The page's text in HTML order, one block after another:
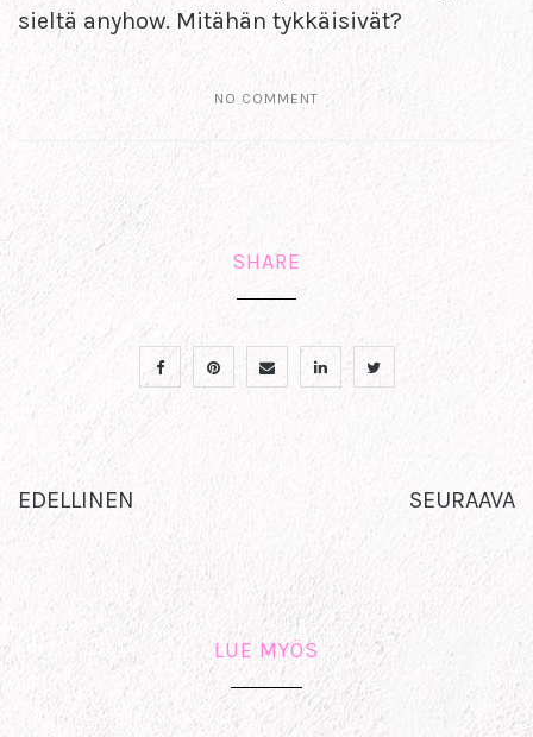
sieltä anyhow. Mitähän tykkäisivät?
NO COMMENT
SHARE
EDELLINEN SEURAAVA
LUE MYÖS